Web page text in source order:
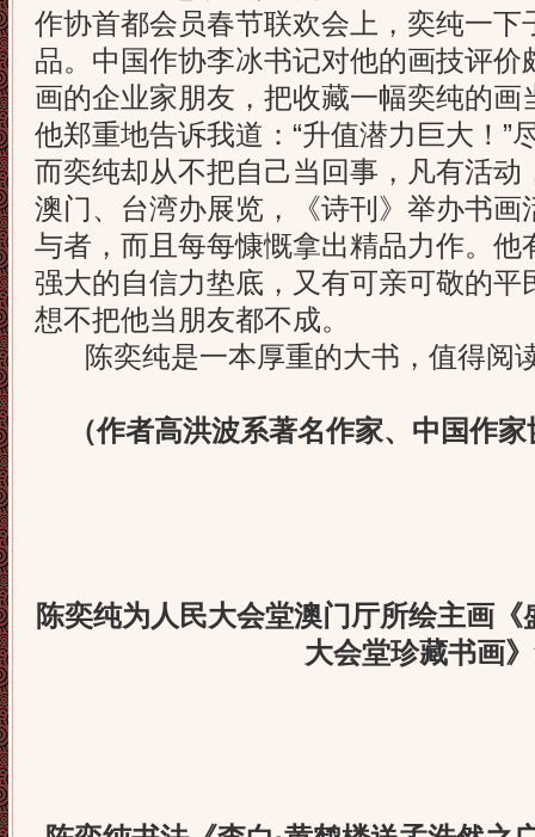
作协首都会员春节联欢会上，奕纯一下
品。中国作协李冰书记对他的画技评
画的企业家朋友，把收藏一幅奕纯的
他郑重地告诉我道：“升值潜力巨大！”
而奕纯却从不把自己当回事，凡有活动
澳门、台湾办展览，《诗刊》举办书画
与者，而且每每慷慨拿出精品力作。他
强大的自信力垫底，又有可亲可敬的平
想不把他当朋友都不成。
陈奕纯是一本厚重的大书，值得阅
（作者高洪波系著名作家、中国作
陈奕纯为人民大会堂澳门厅所绘主画
大会堂珍藏书画